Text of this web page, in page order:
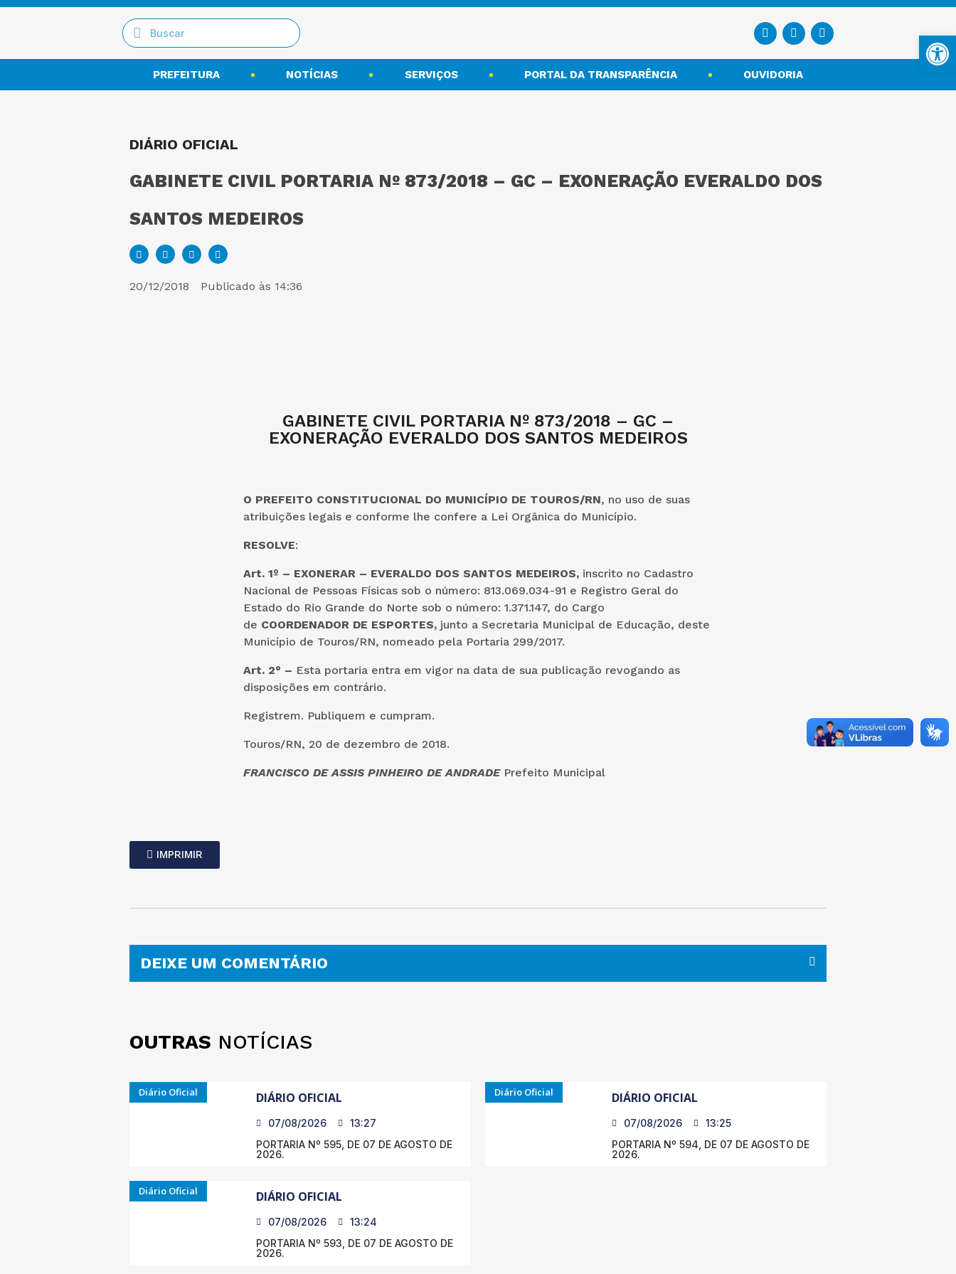
PREFEITURA NOTÍCIAS SERVIÇOS PORTAL DA TRANSPARÊNCIA OUVIDORIA
DIÁRIO OFICIAL
GABINETE CIVIL PORTARIA Nº 873/2018 – GC – EXONERAÇÃO EVERALDO DOS
SANTOS MEDEIROS
20/12/2018 Publicado às 14:36
GABINETE CIVIL PORTARIA Nº 873/2018 – GC –
EXONERAÇÃO EVERALDO DOS SANTOS MEDEIROS
O PREFEITO CONSTITUCIONAL DO MUNICÍPIO DE TOUROS/RN, no uso de suas
atribuições legais e conforme lhe confere a Lei Orgânica do Município.
RESOLVE:
Art. 1º – EXONERAR – EVERALDO DOS SANTOS MEDEIROS, inscrito no Cadastro
Nacional de Pessoas Físicas sob o número: 813.069.034-91 e Registro Geral do
Estado do Rio Grande do Norte sob o número: 1.371.147, do Cargo
de COORDENADOR DE ESPORTES, junto a Secretaria Municipal de Educação, deste
Município de Touros/RN, nomeado pela Portaria 299/2017.
Art. 2° – Esta portaria entra em vigor na data de sua publicação revogando as
disposições em contrário.
Registrem. Publiquem e cumpram.
Touros/RN, 20 de dezembro de 2018.
FRANCISCO DE ASSIS PINHEIRO DE ANDRADEPrefeito Municipal
IMPRIMIR
DEIXE UM COMENTÁRIO
OUTRAS NOTÍCIAS
Diário Oficial DIÁRIO OFICIAL
07/08/2026
13:27
PORTARIA Nº 595, DE 07 DE AGOSTO DE
2026.
Diário Oficial DIÁRIO OFICIAL
07/08/2026
13:25
PORTARIA Nº 594, DE 07 DE AGOSTO DE
2026.
Diário Oficial DIÁRIO OFICIAL
07/08/2026
13:24
PORTARIA Nº 593, DE 07 DE AGOSTO DE
2026.